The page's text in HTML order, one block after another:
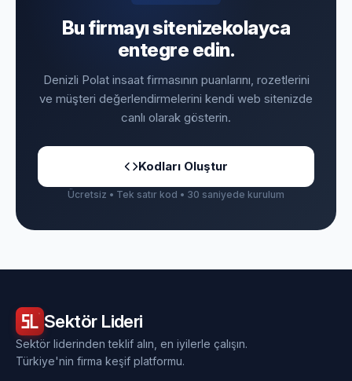
Bu firmayı sitenizekolayca
entegre edin.
Denizli Polat insaat firmasının puanlarını, rozetlerini
ve müşteri değerlendirmelerini kendi web sitenizde
canlı olarak gösterin.
Kodları Oluştur
Ücretsiz • Tek satır kod • 30 saniyede kurulum
Sektör Lideri
Sektör liderinden teklif alın, en iyilerle çalışın.
Türkiye'nin firma keşif platformu.